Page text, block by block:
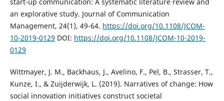
an explorative study. Journal of Communication
Management, 24(1), 49-64. https://doi.org/10.1108/JCOM-
10-2019-0129 DOI: https://doi.org/10.1108/JCOM-10-2019-
0129
Wittmayer, J. M., Backhaus, J., Avelino, F., Pel, B., Strasser, T.,
Kunze, I., & Zuijderwijk, L. (2019). Narratives of change: How
social innovation initiatives construct societal